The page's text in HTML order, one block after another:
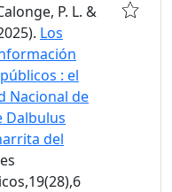
P. L. &
Los
: el
Nacional de
Dalbulus
del